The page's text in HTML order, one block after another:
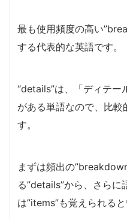
最も使用頻度の高い
する代表的な英語です。
“details”は、「ディテー
がある単語なので、比較
す。
まずは頻出の
る”details”から、さらに
は”items”も覚えられると